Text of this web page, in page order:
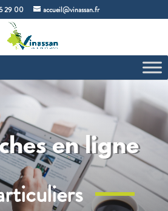
29 00 accueil@vinassan.fr
en ligne